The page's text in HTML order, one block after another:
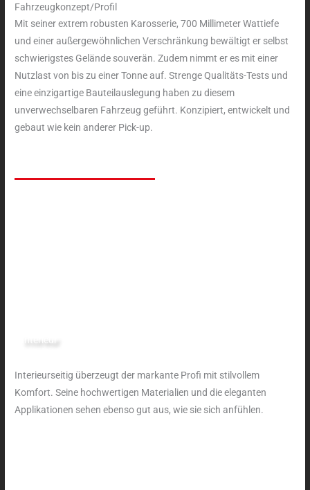
Fahrzeugkonzept/Profil
Mit seiner extrem robusten Karosserie, 700 Millimeter Wattiefe
und einer außergewöhnlichen Verschränkung bewältigt er selbst
schwierigstes Gelände souverän. Zudem nimmt er es mit einer
Nutzlast von bis zu einer Tonne auf. Strenge Qualitäts-Tests und
eine einzigartige Bauteilauslegung haben zu diesem
unverwechselbaren Fahrzeug geführt. Konzipiert, entwickelt und
gebaut wie kein anderer Pick-up.
Interieur
Interieurseitig überzeugt der markante Profi mit stilvollem
Komfort. Seine hochwertigen Materialien und die eleganten
Applikationen sehen ebenso gut aus, wie sie sich anfühlen.